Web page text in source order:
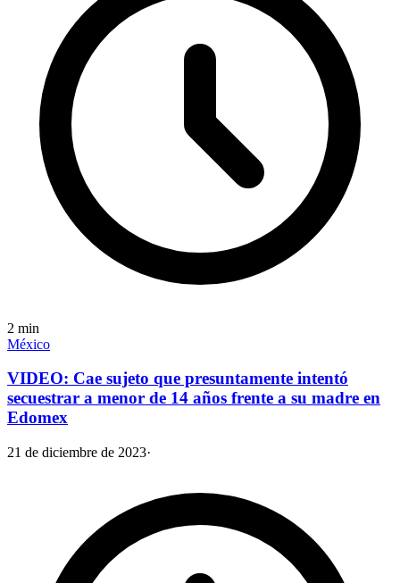
2 min
México
VIDEO: Cae sujeto que presuntamente intentó
secuestrar a menor de 14 años frente a su madre en
Edomex
21 de diciembre de 2023·